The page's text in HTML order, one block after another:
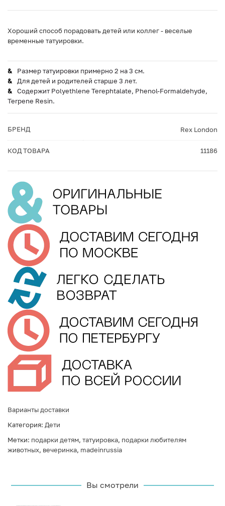
Хороший способ порадовать детей или коллег - веселые
временные татуировки.
Размер татуировки примерно 2 на 3 см.
Для детей и родителей старше 3 лет.
Содержит Polyethlene Terephtalate, Phenol-Formaldehyde,
Terpene Resin.
БРЕНД Rex London
КОД ТОВАРА 11186
Варианты доставки
Категория: Дети
Метки: подарки детям, татуировка, подарки любителям
животных, вечеринка, madeinrussia
Вы смотрели